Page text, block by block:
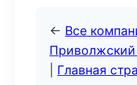
← Все
Главная